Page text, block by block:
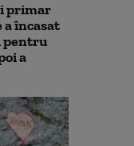
primar
a încasat
pentru
a